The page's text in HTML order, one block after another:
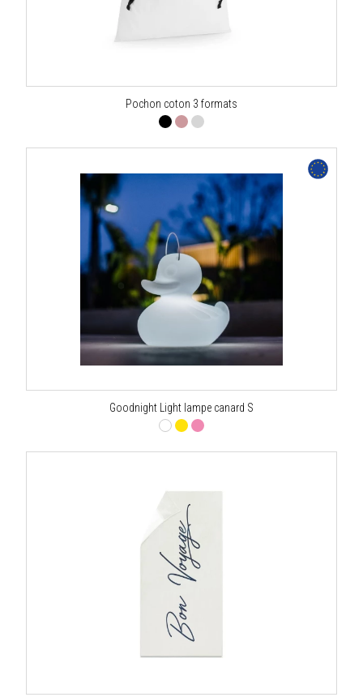
Pochon coton 3 formats
Goodnight Light lampe canard S